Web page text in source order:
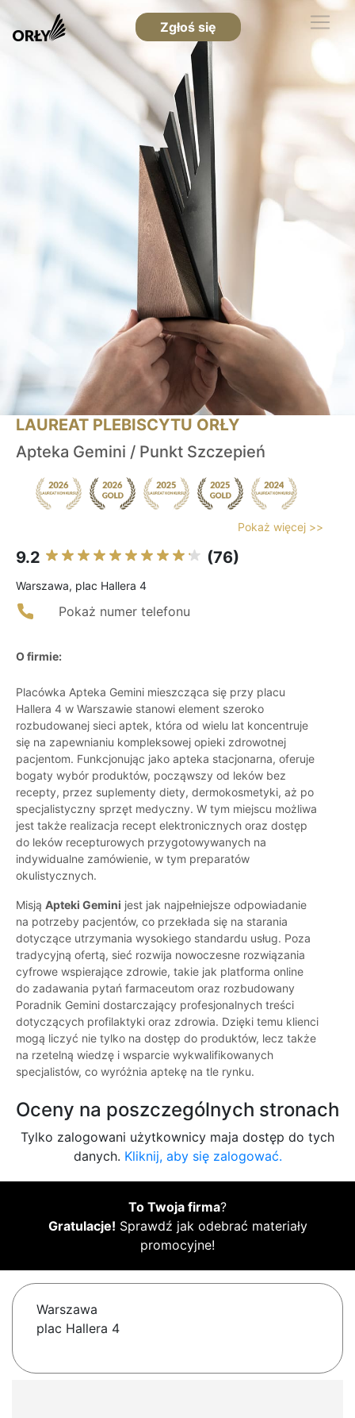
Zgłoś się
LAUREAT PLEBISCYTU ORŁY
Apteka Gemini / Punkt Szczepień
Pokaż więcej >>
9.2 (76)
Warszawa, plac Hallera 4
Pokaż numer telefonu
O firmie:
Placówka Apteka Gemini mieszcząca się przy placu
Hallera 4 w Warszawie stanowi element szeroko
rozbudowanej sieci aptek, która od wielu lat koncentruje
się na zapewnianiu kompleksowej opieki zdrowotnej
pacjentom. Funkcjonując jako apteka stacjonarna, oferuje
bogaty wybór produktów, począwszy od leków bez
recepty, przez suplementy diety, dermokosmetyki, aż po
specjalistyczny sprzęt medyczny. W tym miejscu możliwa
jest także realizacja recept elektronicznych oraz dostęp
do leków recepturowych przygotowywanych na
indywidualne zamówienie, w tym preparatów
okulistycznych.
Misją Apteki Gemini jest jak najpełniejsze odpowiadanie
na potrzeby pacjentów, co przekłada się na starania
dotyczące utrzymania wysokiego standardu usług. Poza
tradycyjną ofertą, sieć rozwija nowoczesne rozwiązania
cyfrowe wspierające zdrowie, takie jak platforma online
do zadawania pytań farmaceutom oraz rozbudowany
Poradnik Gemini dostarczający profesjonalnych treści
dotyczących profilaktyki oraz zdrowia. Dzięki temu klienci
mogą liczyć nie tylko na dostęp do produktów, lecz także
na rzetelną wiedzę i wsparcie wykwalifikowanych
specjalistów, co wyróżnia aptekę na tle rynku.
Oceny na poszczególnych stronach
Tylko zalogowani użytkownicy maja dostęp do tych
danych. Kliknij, aby się zalogować.
To Twoja firma?
Gratulacje! Sprawdź jak odebrać materiały
promocyjne!
Warszawa
plac Hallera 4